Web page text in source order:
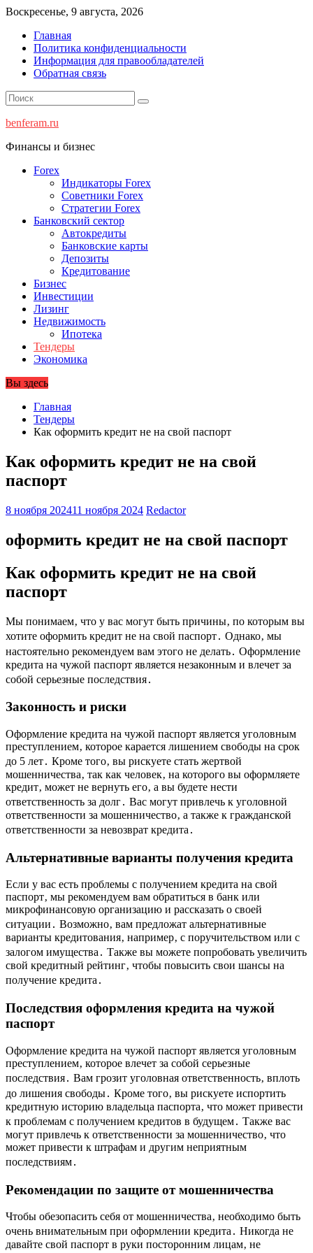
Перейти
содержимому
Воскресенье, 9 августа, 2026
Главная
Политика конфиденциальности
Информация для правообладателей
Обратная связь
benferam.ru
Финансы и бизнес
Forex
Индикаторы Forex
Советники Forex
Стратегии Forex
Банковский сектор
Автокредиты
Банковские карты
Депозиты
Кредитование
Бизнес
Инвестиции
Лизинг
Недвижимость
Ипотека
Тендеры
Экономика
Вы здесь
Главная
Тендеры
Как оформить кредит не на свой паспорт
Как оформить кредит не на свой
паспорт
8 ноября 202411 ноября 2024 Redactor
оформить кредит не на свой паспорт
Как оформить кредит не на свой
паспорт
Мы понимаем‚ что у вас могут быть причины‚ по которым вы
хотите оформить кредит не на свой паспорт․ Однако‚ мы
настоятельно рекомендуем вам этого не делать․ Оформление
кредита на чужой паспорт является незаконным и влечет за
собой серьезные последствия․
Законность и риски
Оформление кредита на чужой паспорт является уголовным
преступлением‚ которое карается лишением свободы на срок
до 5 лет․ Кроме того‚ вы рискуете стать жертвой
мошенничества‚ так как человек‚ на которого вы оформляете
кредит‚ может не вернуть его‚ а вы будете нести
ответственность за долг․ Вас могут привлечь к уголовной
ответственности за мошенничество‚ а также к гражданской
ответственности за невозврат кредита․
Альтернативные варианты получения кредита
Если у вас есть проблемы с получением кредита на свой
паспорт‚ мы рекомендуем вам обратиться в банк или
микрофинансовую организацию и рассказать о своей
ситуации․ Возможно‚ вам предложат альтернативные
варианты кредитования‚ например‚ с поручительством или с
залогом имущества․ Также вы можете попробовать увеличить
свой кредитный рейтинг‚ чтобы повысить свои шансы на
получение кредита․
Последствия оформления кредита на чужой
паспорт
Оформление кредита на чужой паспорт является уголовным
преступлением‚ которое влечет за собой серьезные
последствия․ Вам грозит уголовная ответственность‚ вплоть
до лишения свободы․ Кроме того‚ вы рискуете испортить
кредитную историю владельца паспорта‚ что может привести
к проблемам с получением кредитов в будущем․ Также вас
могут привлечь к ответственности за мошенничество‚ что
может привести к штрафам и другим неприятным
последствиям․
Рекомендации по защите от мошенничества
Чтобы обезопасить себя от мошенничества‚ необходимо быть
очень внимательным при оформлении кредита․ Никогда не
давайте свой паспорт в руки посторонним лицам‚ не